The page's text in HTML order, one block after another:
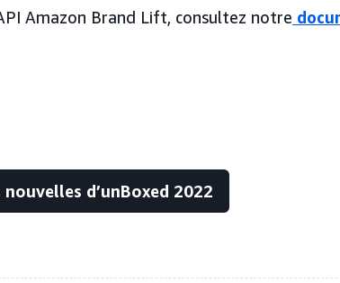
Amazon Brand Lift, consultez notre
d’unBoxed 2022